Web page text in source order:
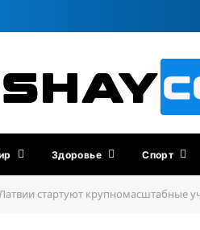
Здоровье Спорт
стартуют крупномасштабные